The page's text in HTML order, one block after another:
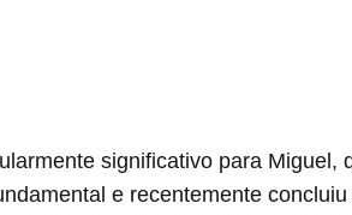
significativo para Miguel,
e recentemente